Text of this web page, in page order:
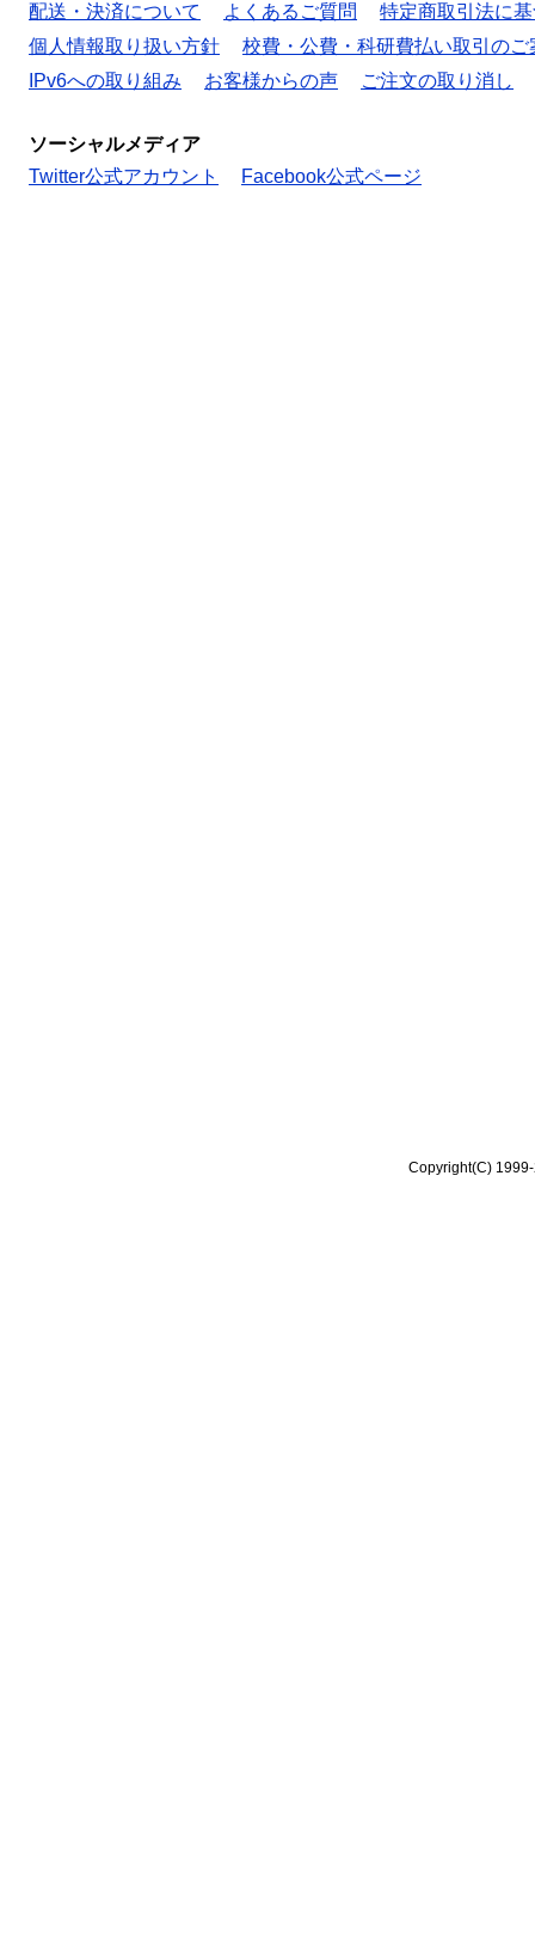
配送・決済について
よくあるご質問
特定商取引法に
個人情報取り扱い方針
校費・公費・科研費払い取引のご
IPv6への取り組み
お客様からの声 ご注文の取り消し
ソーシャルメディア
Twitter公式アカウント
Facebook公式ページ
Copyright(C)